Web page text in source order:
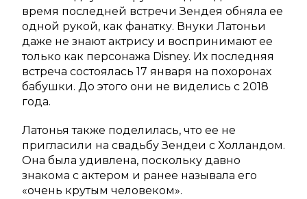
время последней встречи Зендея обняла ее
одной рукой, как фанатку. Внуки Латоньи
даже не знают актрису и воспринимают ее
только как персонажа Disney. Их последняя
встреча состоялась 17 января на похоронах
бабушки. До этого они не виделись с 2018
года.
Латонья также поделилась, что ее не
пригласили на свадьбу Зендеи с Холландом.
Она была удивлена, поскольку давно
знакома с актером и ранее называла его
«очень крутым человеком».